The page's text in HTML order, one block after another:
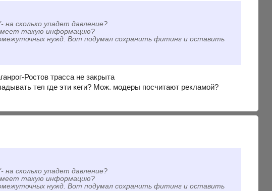
на сколько упадет давление?
такую информацию?
нужд. Вот подумал сохранить фитинг и оставить
Ростов трасса не закрыта
тел где эти кеги? Мож. модеры посчитают рекламой?
на сколько упадет давление?
такую информацию?
нужд. Вот подумал сохранить фитинг и оставить